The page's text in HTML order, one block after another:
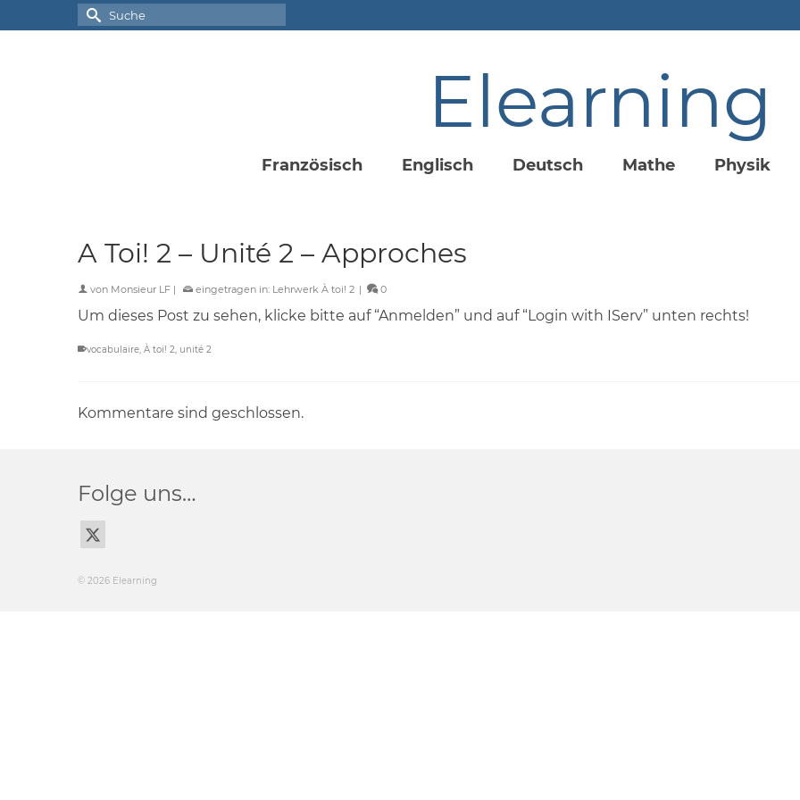
Suche
nach:
Elearning
Französisch Englisch Deutsch Mathe Physik
A Toi! 2 – Unité 2 – Approches
von Monsieur LF | eingetragen in: Lehrwerk À toi! 2 | 0
Um dieses Post zu sehen, klicke bitte auf “Anmelden” und auf “Login with IServ” unten rechts!
vocabulaire, À toi! 2, unité 2
Kommentare sind geschlossen.
Folge uns…
© 2026 Elearning